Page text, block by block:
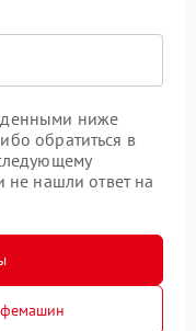
ниже
обратиться в
не нашли ответ на